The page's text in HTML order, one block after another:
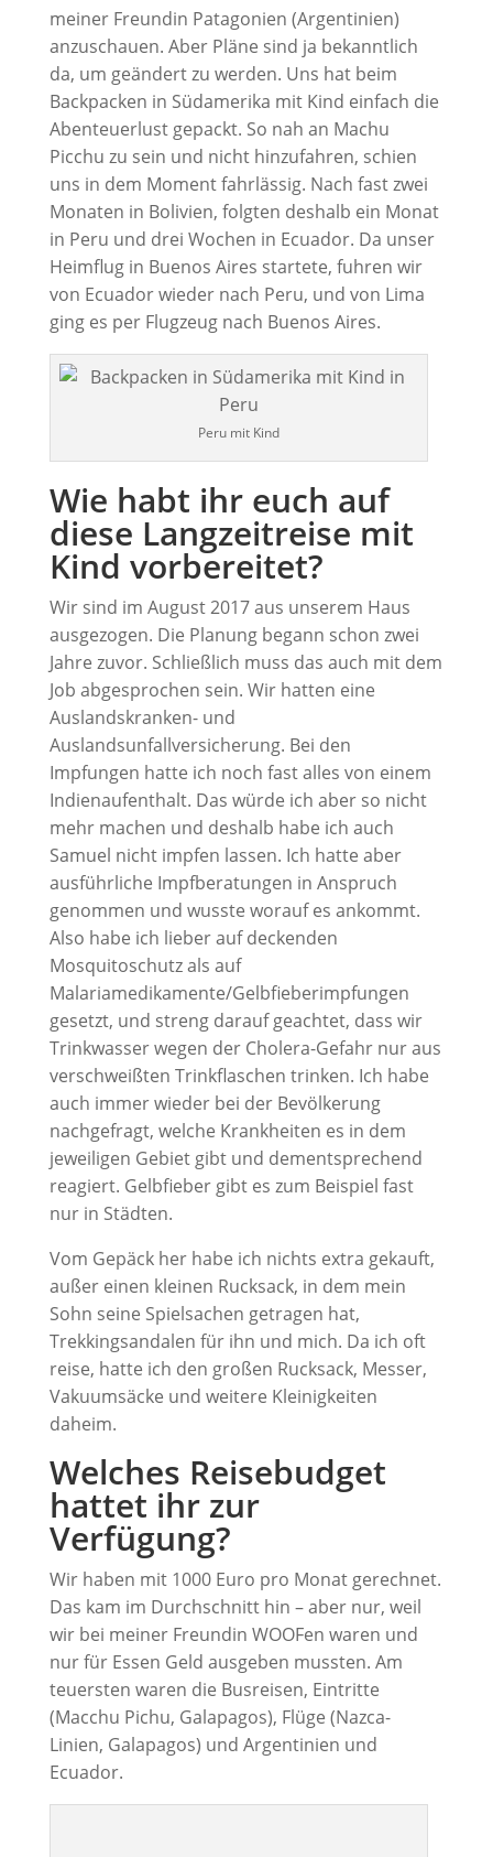
meiner Freundin Patagonien (Argentinien)
anzuschauen. Aber Pläne sind ja bekanntlich
da, um geändert zu werden. Uns hat beim
Backpacken in Südamerika mit Kind einfach die
Abenteuerlust gepackt. So nah an Machu
Picchu zu sein und nicht hinzufahren, schien
uns in dem Moment fahrlässig. Nach fast zwei
Monaten in Bolivien, folgten deshalb ein Monat
in Peru und drei Wochen in Ecuador. Da unser
Heimflug in Buenos Aires startete, fuhren wir
von Ecuador wieder nach Peru, und von Lima
ging es per Flugzeug nach Buenos Aires.
Peru mit Kind
Wie habt ihr euch auf
diese Langzeitreise mit
Kind vorbereitet?
Wir sind im August 2017 aus unserem Haus
ausgezogen. Die Planung begann schon zwei
Jahre zuvor. Schließlich muss das auch mit dem
Job abgesprochen sein. Wir hatten eine
Auslandskranken- und
Auslandsunfallversicherung. Bei den
Impfungen hatte ich noch fast alles von einem
Indienaufenthalt. Das würde ich aber so nicht
mehr machen und deshalb habe ich auch
Samuel nicht impfen lassen. Ich hatte aber
ausführliche Impfberatungen in Anspruch
genommen und wusste worauf es ankommt.
Also habe ich lieber auf deckenden
Mosquitoschutz als auf
Malariamedikamente/Gelbfieberimpfungen
gesetzt, und streng darauf geachtet, dass wir
Trinkwasser wegen der Cholera-Gefahr nur aus
verschweißten Trinkflaschen trinken. Ich habe
auch immer wieder bei der Bevölkerung
nachgefragt, welche Krankheiten es in dem
jeweiligen Gebiet gibt und dementsprechend
reagiert. Gelbfieber gibt es zum Beispiel fast
nur in Städten.
Vom Gepäck her habe ich nichts extra gekauft,
außer einen kleinen Rucksack, in dem mein
Sohn seine Spielsachen getragen hat,
Trekkingsandalen für ihn und mich. Da ich oft
reise, hatte ich den großen Rucksack, Messer,
Vakuumsäcke und weitere Kleinigkeiten
daheim.
Welches Reisebudget
hattet ihr zur
Verfügung?
Wir haben mit 1000 Euro pro Monat gerechnet.
Das kam im Durchschnitt hin – aber nur, weil
wir bei meiner Freundin WOOFen waren und
nur für Essen Geld ausgeben mussten. Am
teuersten waren die Busreisen, Eintritte
(Macchu Pichu, Galapagos), Flüge (Nazca-
Linien, Galapagos) und Argentinien und
Ecuador.